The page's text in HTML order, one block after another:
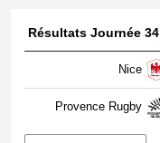
Résultats Journée 34
Nice
Provence Rugby